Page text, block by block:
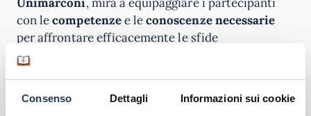
Consenso Dettagli Informazioni sui cookie
con lecompetenzee leconoscenze necessarie
per affrontare efficacemente le sfide
dell’insegnamento nel
diinsegnanti qualificati aggiornatisulle più